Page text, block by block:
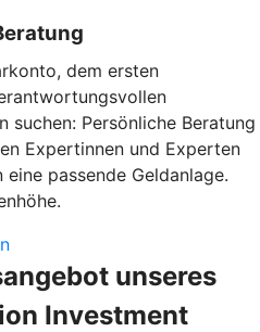
dem ersten
suchen: Persönliche Beratung
Expertinnen und Experten
passende Geldanlage.
unseres
Investment